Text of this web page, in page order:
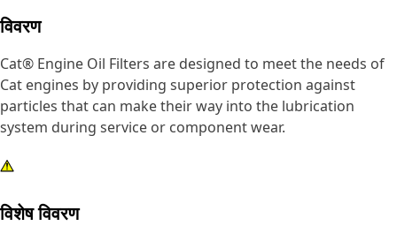
विवरण
Cat® Engine Oil Filters are designed to meet the needs of
Cat engines by providing superior protection against
particles that can make their way into the lubrication
system during service or component wear.
विशेष विवरण